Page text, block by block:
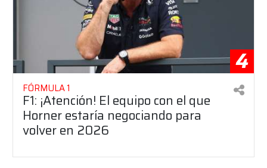
4
FÓRMULA 1
F1: ¡Atención! El equipo con el que
Horner estaría negociando para
volver en 2026